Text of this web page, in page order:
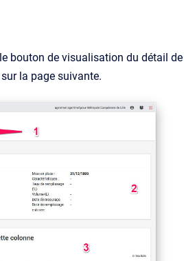
bouton de visualisation du détail de
la page suivante.